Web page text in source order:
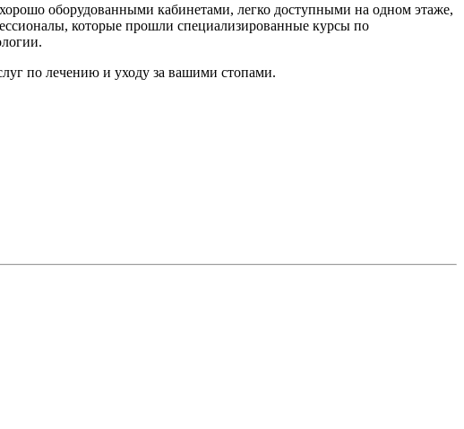
оборудованными кабинетами, легко доступными на одном этаже,
которые прошли специализированные курсы по
по лечению и уходу за вашими стопами.